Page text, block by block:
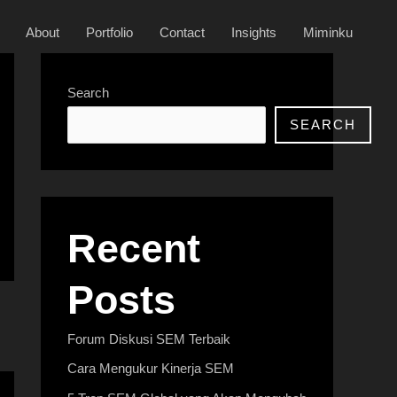
About Portfolio Contact Insights Miminku
Search
SEARCH
Recent
Posts
Forum Diskusi SEM Terbaik
Cara Mengukur Kinerja SEM